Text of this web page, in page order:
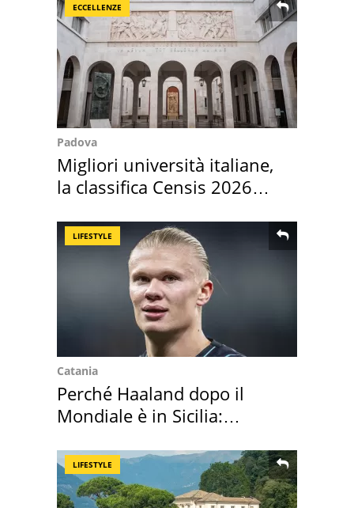
ECCELLENZE
Padova
Migliori università italiane,
la classifica Censis 2026
LIFESTYLE
Catania
Perché Haaland dopo il
Mondiale è in Sicilia:
LIFESTYLE